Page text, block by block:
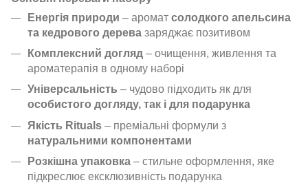
Енергія природи – аромат солодкого апельсина
та кедрового дерева заряджає позитивом
Комплексний догляд – очищення, живлення та
ароматерапія в одному наборі
Універсальність – чудово підходить як для
особистого догляду, так і для подарунка
Якість Rituals – преміальні формули з
натуральними компонентами
Розкішна упаковка – стильне оформлення, яке
підкреслює ексклюзивність подарунка